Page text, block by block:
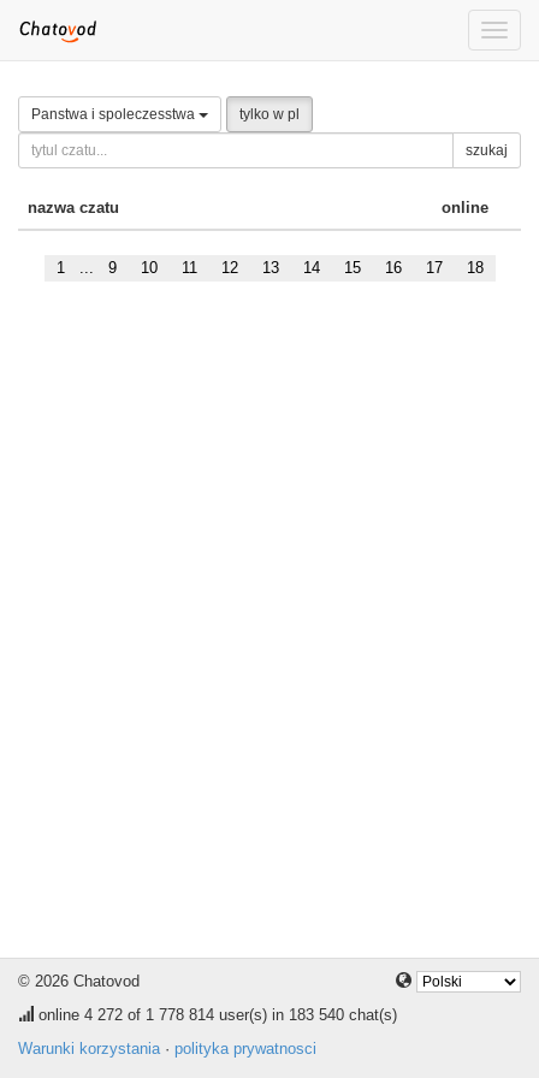
Toggle
Panstwa i spoleczesstwa tylko w pl
szukaj
nazwa czatu online
1 ... 9 10 11 12 13 14 15 16 17 18
© 2026 Chatovod
online 4 272 of 1 778 814 user(s) in 183 540 chat(s)
Warunki korzystania· polityka prywatnosci